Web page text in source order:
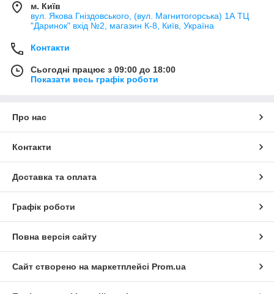
м. Київ
вул. Якова Гніздовського, (вул. Магнитогорська) 1А ТЦ
"Даринок" вхід №2, магазин К-8, Київ, Україна
Контакти
Сьогодні працює з 09:00 до 18:00
Показати весь графік роботи
Про нас
Контакти
Доставка та оплата
Графік роботи
Повна версія сайту
Сайт створено на маркетплейсі Prom.ua